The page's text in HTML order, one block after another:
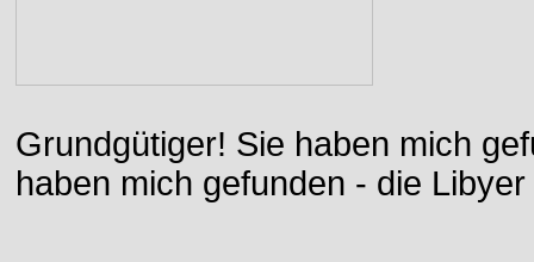
Grundgütiger! Sie haben mich
haben mich gefunden - die